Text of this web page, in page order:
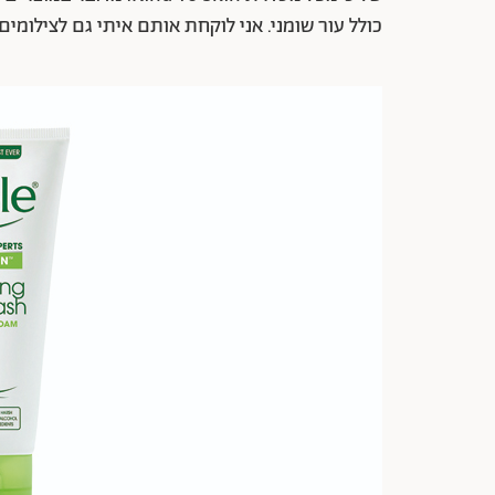
כולל עור שומני. אני לוקחת אותם איתי גם